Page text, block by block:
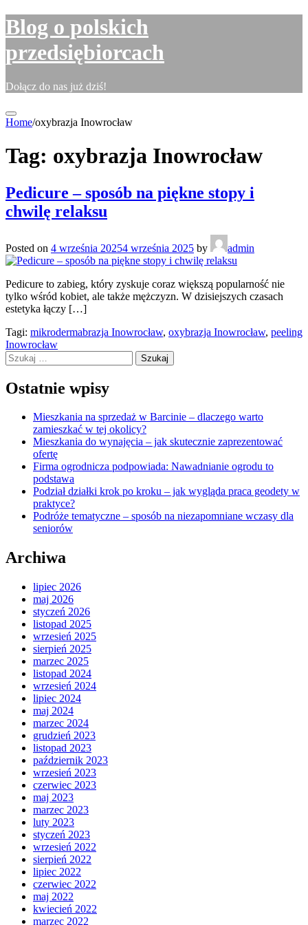
Skip
to
Blog o polskich
przedsiębiorcach
Dołącz do nas już dziś!
Home/oxybrazja Inowrocław
Tag: oxybrazja Inowrocław
Pedicure – sposób na piękne stopy i
chwilę relaksu
Posted on 4 września 20254 września 2025 by admin
Pedicure to zabieg, który zyskuje coraz większą popularność nie
tylko wśród kobiet, ale także mężczyzn. W dzisiejszych czasach
estetyka łączy […]
Tagi: mikrodermabrazja Inowrocław, oxybrazja Inowrocław, peeling
Inowrocław
Szukaj:
Ostatnie wpisy
Mieszkania na sprzedaż w Barcinie – dlaczego warto
zamieszkać w tej okolicy?
Mieszkania do wynajęcia – jak skutecznie zaprezentować
ofertę
Firma ogrodnicza podpowiada: Nawadnianie ogrodu to
podstawa
Podział działki krok po kroku – jak wygląda praca geodety w
praktyce?
Podróże tematyczne – sposób na niezapomniane wczasy dla
seniorów
Archiwa
lipiec 2026
maj 2026
styczeń 2026
listopad 2025
wrzesień 2025
sierpień 2025
marzec 2025
listopad 2024
wrzesień 2024
lipiec 2024
maj 2024
marzec 2024
grudzień 2023
listopad 2023
październik 2023
wrzesień 2023
czerwiec 2023
maj 2023
marzec 2023
luty 2023
styczeń 2023
wrzesień 2022
sierpień 2022
lipiec 2022
czerwiec 2022
maj 2022
kwiecień 2022
marzec 2022